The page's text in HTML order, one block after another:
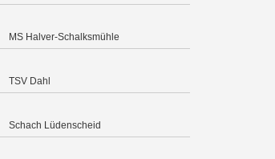
MS Halver-Schalksmühle
TSV Dahl
Schach Lüdenscheid